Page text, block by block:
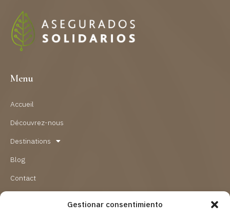
Gestionar consentimiento
Menu
Accueil
Découvrez-nous
Destinations
Blog
Contact